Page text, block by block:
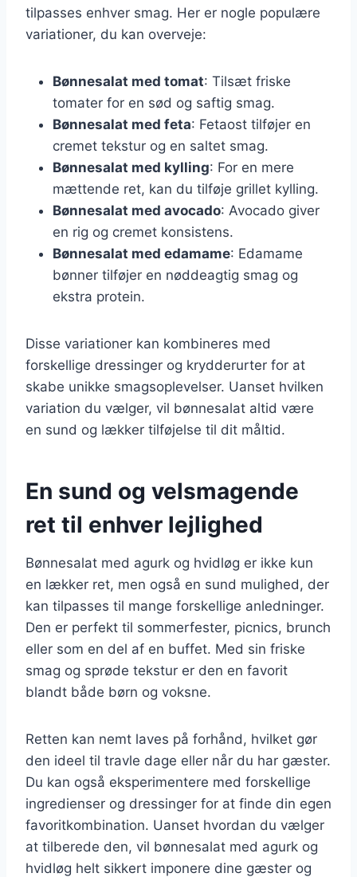
tilpasses enhver smag. Her er nogle populære
variationer, du kan overveje:
Bønnesalat med tomat: Tilsæt friske
tomater for en sød og saftig smag.
Bønnesalat med feta: Fetaost tilføjer en
cremet tekstur og en saltet smag.
Bønnesalat med kylling: For en mere
mættende ret, kan du tilføje grillet kylling.
Bønnesalat med avocado: Avocado giver
en rig og cremet konsistens.
Bønnesalat med edamame: Edamame
bønner tilføjer en nøddeagtig smag og
ekstra protein.
Disse variationer kan kombineres med
forskellige dressinger og krydderurter for at
skabe unikke smagsoplevelser. Uanset hvilken
variation du vælger, vil bønnesalat altid være
en sund og lækker tilføjelse til dit måltid.
En sund og velsmagende
ret til enhver lejlighed
Bønnesalat med agurk og hvidløg er ikke kun
en lækker ret, men også en sund mulighed, der
kan tilpasses til mange forskellige anledninger.
Den er perfekt til sommerfester, picnics, brunch
eller som en del af en buffet. Med sin friske
smag og sprøde tekstur er den en favorit
blandt både børn og voksne.
Retten kan nemt laves på forhånd, hvilket gør
den ideel til travle dage eller når du har gæster.
Du kan også eksperimentere med forskellige
ingredienser og dressinger for at finde din egen
favoritkombination. Uanset hvordan du vælger
at tilberede den, vil bønnesalat med agurk og
hvidløg helt sikkert imponere dine gæster og